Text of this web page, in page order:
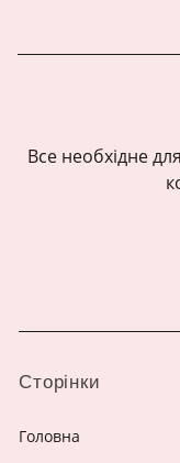
Все необхідне
Сторінки
Головна